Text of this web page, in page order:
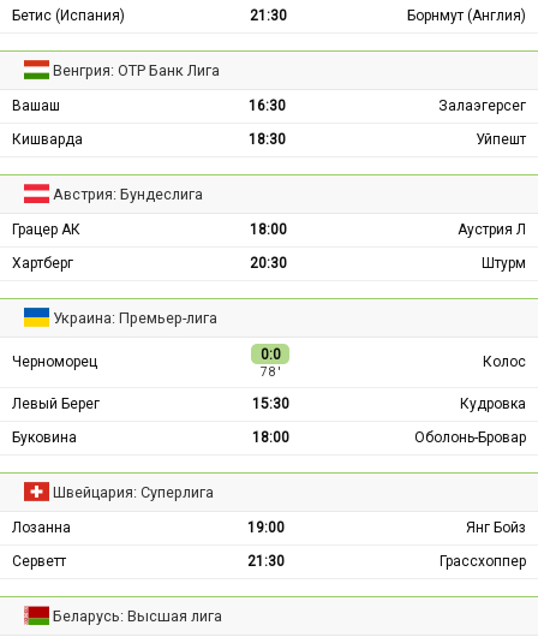
Бетис (Испания)
21:30 Борнмут (Англия)
Венгрия: ОТР Банк Лига
Вашаш 16:30
Залаэгерсег
Кишварда
18:30 Уйпешт
Австрия: Бундеслига
Грацер АК 18:00
Аустрия Л
Хартберг
20:30 Штурм
Украина: Премьер-лига
Черноморец 0:0
78 ′
Колос
Левый Берег 15:30
Кудровка
Буковина
18:00 Оболонь-Бровар
Швейцария: Суперлига
Лозанна 19:00
Янг Бойз
Серветт
21:30 Грассхоппер
Беларусь: Высшая лига